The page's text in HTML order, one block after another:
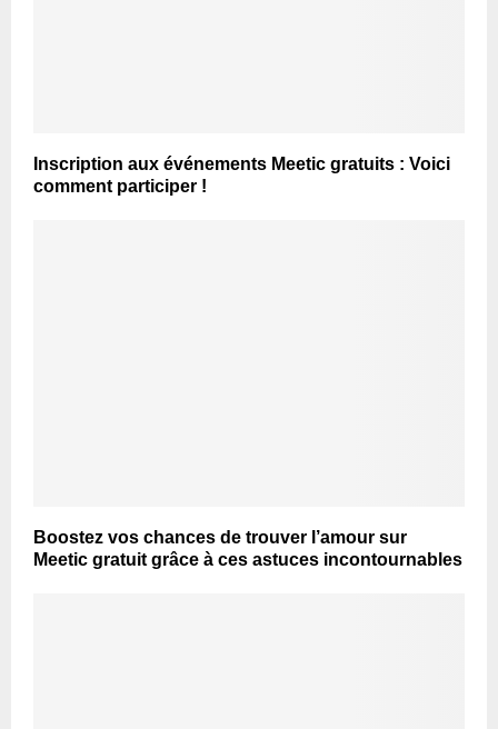
Inscription aux événements Meetic gratuits : Voici
comment participer !
Boostez vos chances de trouver l’amour sur
Meetic gratuit grâce à ces astuces incontournables